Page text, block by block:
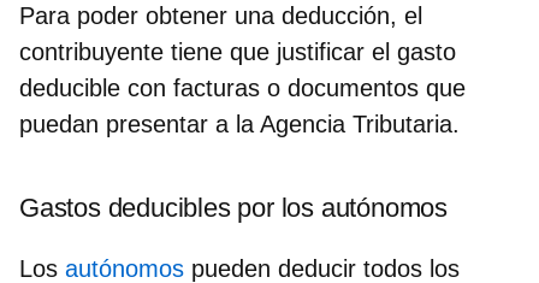
Para poder obtener una deducción, el
contribuyente tiene que justificar el gasto
deducible con facturas o documentos que
puedan presentar a la Agencia Tributaria.
Gastos deducibles por los autónomos
Los autónomos pueden deducir todos los